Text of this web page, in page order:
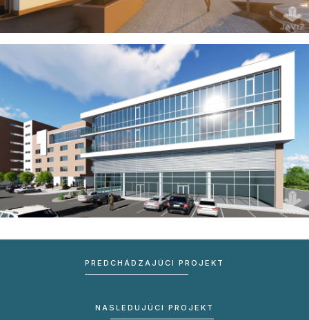
PREDCHÁDZAJÚCI PROJEKT
NASLEDUJÚCI PROJEKT